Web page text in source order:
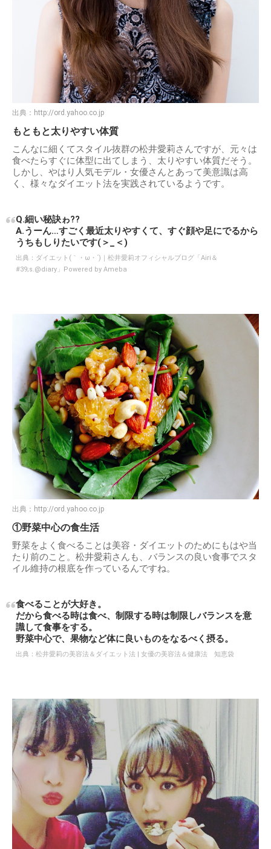
出典： http://ord.yahoo.co.jp
もともと太りやすい体質
こんなに細くてスタイル抜群の松井愛莉さんですが、元々は
食べたらすぐに体型に出てしまう、太りやすい体質だそう。
しかし、やはり人気モデル・女優さんとあって美意識は高
く、様々なダイエット法を実践されているようです。
Q.細い秘訣ゎ??
A.うーん…すごく最近太りやすくて、すぐ顔や足にでるから
うちもしりたいです(＞_＜)
出典： ダイエット(｀・ω・´)｜松井愛莉オフィシャルブログ「Airi＆
#39;s.@diary」Powered by Ameba
出典： http://ord.yahoo.co.jp
①野菜中心の食生活
野菜をよく食べることは美容・ダイエットのためにもはや当
たり前のこと。松井愛莉さんも、バランスの良い食事でスタ
イル維持の根底を作っているんですね。
食べることが大好き。
だから食べる時は食べ、制限する時は制限しバランスを意
識して食事をする。
野菜中心で、果物など体に良いものをなるべく摂る。
出典： 松井愛莉の美容法＆ダイエット法 | 女優の美容法＆健康法 知恵袋